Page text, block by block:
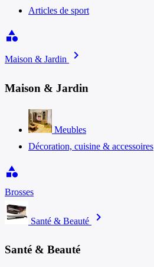
Articles de sport
category
Maison & Jardin chevron_right
Maison & Jardin
Meubles
Décoration, cuisine & accessoires
category
Brosses
Santé & Beauté chevron_right
Santé & Beauté